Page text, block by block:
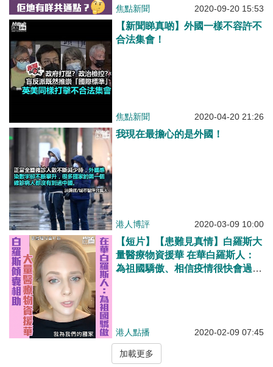
焦點新聞 2020-09-20 15:53
【新聞睇真啲】外國一樣不容許不
合法集會！
焦點新聞 2020-04-20 21:26
我現在最擔心的是外國！
港人博評 2020-03-09 10:00
【短片】【患難見真情】白羅斯大
量醫療物資援華 在華白羅斯人：
為祖國驕傲、相信疫情很快會過
港人點播 2020-02-09 07:45
加載更多